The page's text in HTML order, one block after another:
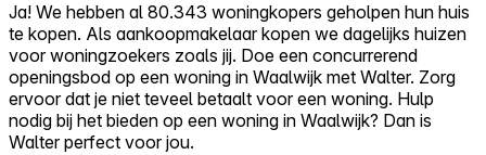
Ja! We hebben al 80.343 woningkopers geholpen hun huis
te kopen. Als aankoopmakelaar kopen we dagelijks huizen
voor woningzoekers zoals jij. Doe een concurrerend
openingsbod op een woning in Waalwijk met Walter. Zorg
ervoor dat je niet teveel betaalt voor een woning. Hulp
nodig bij het bieden op een woning in Waalwijk? Dan is
Walter perfect voor jou.